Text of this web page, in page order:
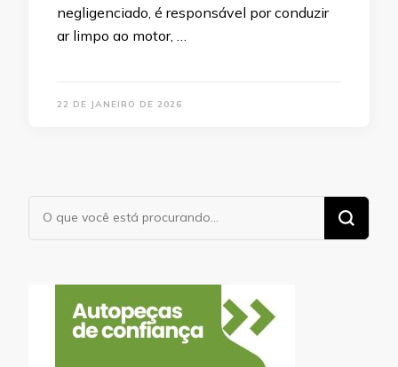
negligenciado, é responsável por conduzir
ar limpo ao motor, …
22 DE JANEIRO DE 2026
Procurando
algo?